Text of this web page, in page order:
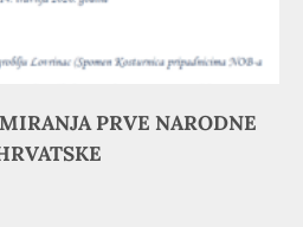
PRVE NARODNE